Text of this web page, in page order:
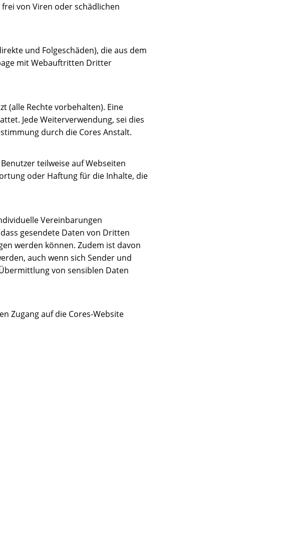
von Viren oder schädlichen
und Folgeschäden), die aus dem
mit Webauftritten Dritter
(alle Rechte vorbehalten). Eine
Jede Weiterverwendung, sei dies
durch die Cores Anstalt.
teilweise auf Webseiten
oder Haftung für die Inhalte, die
Vereinbarungen
gesendete Daten von Dritten
werden können. Zudem ist davon
auch wenn sich Sender und
von sensiblen Daten
Zugang auf die Cores-Website